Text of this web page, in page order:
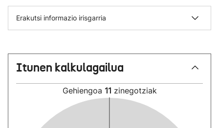
Erakutsi informazio irisgarria
Itunen kalkulagailua
Gehiengoa 11 zinegotziak